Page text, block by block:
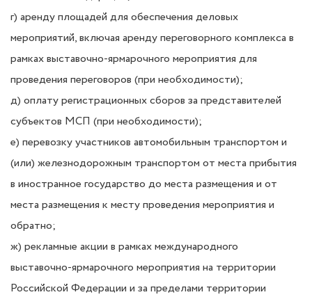
г) аренду площадей для обеспечения деловых
мероприятий, включая аренду переговорного комплекса в
рамках выставочно-ярмарочного мероприятия для
проведения переговоров (при необходимости);
д) оплату регистрационных сборов за представителей
субъектов МСП (при необходимости);
е) перевозку участников автомобильным транспортом и
(или) железнодорожным транспортом от места прибытия
в иностранное государство до места размещения и от
места размещения к меступроведения мероприятия и
обратно;
ж) рекламные акции в рамках международного
выставочно-ярмарочного мероприятия на территории
Российской Федерации и за пределами территории